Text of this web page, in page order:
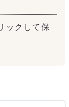
ックして保